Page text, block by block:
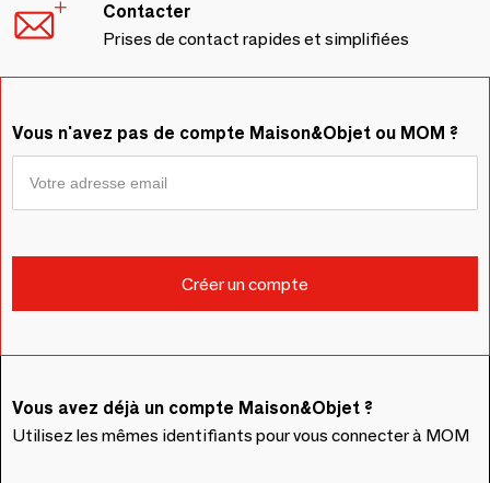
Contacter
Prises de contact rapides et simplifiées
Vous n'avez pas de compte Maison&Objet ou MOM ?
Vous avez déjà un compte Maison&Objet ?
Utilisez les mêmes identifiants pour vous connecter à MOM